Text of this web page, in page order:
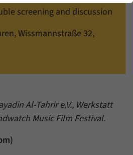
screening and discussion
Wissmannstraße 32,
Al-Tahrir e.V., Werkstatt
Music Film Festival.
für diese Website zu
erstellen. Die Statistiken verwalten